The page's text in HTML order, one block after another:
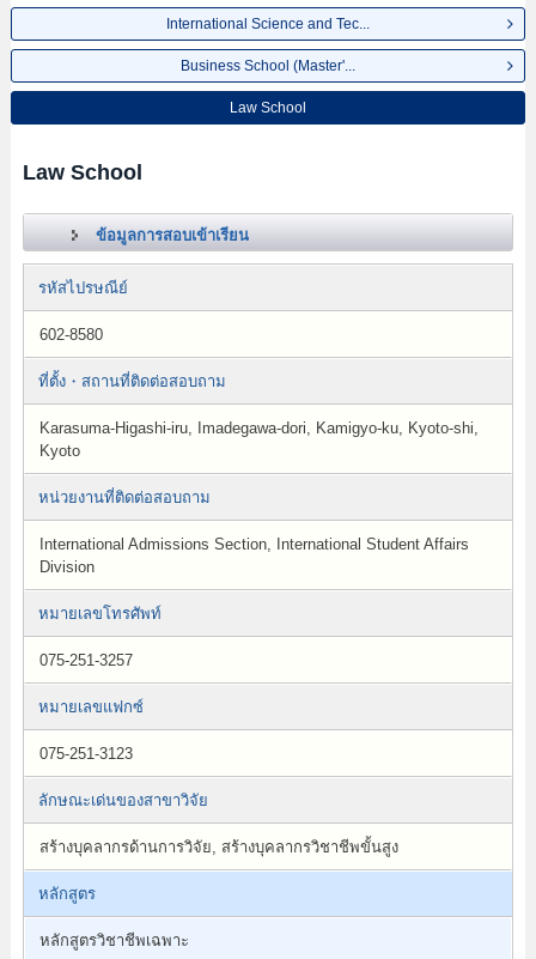
International Science and Tec...
Business School (Master'...
Law School
Law School
ข้อมูลการสอบเข้าเรียน
รหัสไปรษณีย์
602-8580
ที่ตั้ง・สถานที่ติดต่อสอบถาม
Karasuma-Higashi-iru, Imadegawa-dori, Kamigyo-ku, Kyoto-shi,
Kyoto
หน่วยงานที่ติดต่อสอบถาม
International Admissions Section, International Student Affairs
Division
หมายเลขโทรศัพท์
075-251-3257
หมายเลขแฟกซ์
075-251-3123
ลักษณะเด่นของสาขาวิจัย
สร้างบุคลากรด้านการวิจัย, สร้างบุคลากรวิชาชีพขั้นสูง
หลักสูตร
หลักสูตรวิชาชีพเฉพาะ